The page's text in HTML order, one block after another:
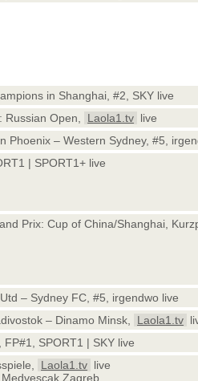
in Shanghai, #2, SKY live
Russian Open,
Laola1.tv live
Phoenix – Western Sydney, #5,
| SPORT1+ live
Prix: Cup of China/Shanghai,
– Sydney FC, #5, irgendwo live
– Dinamo Minsk,
Laola1.tv
SPORT1 | SKY live
Laola1.tv live
Zagreb